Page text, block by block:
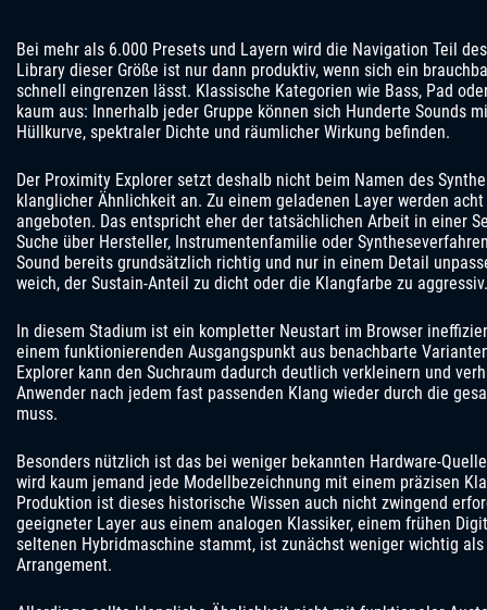
Bei mehr als 6.000 Presets und Layern wird die Navigation Teil
Library dieser Größe ist nur dann produktiv, wenn sich ein
schnell eingrenzen lässt. Klassische Kategorien wie Bass, Pad
kaum aus: Innerhalb jeder Gruppe können sich Hunderte Sounds
Hüllkurve, spektraler Dichte und räumlicher Wirkung befinden.
Der Proximity Explorer setzt deshalb nicht beim Namen des
klanglicher Ähnlichkeit an. Zu einem geladenen Layer werden
angeboten. Das entspricht eher der tatsächlichen Arbeit in einer
Suche über Hersteller, Instrumentenfamilie oder
Sound bereits grundsätzlich richtig und nur in einem Detail
weich, der Sustain-Anteil zu dicht oder die Klangfarbe zu aggressiv.
In diesem Stadium ist ein kompletter Neustart im Browser
einem funktionierenden Ausgangspunkt aus benachbarte
Explorer kann den Suchraum dadurch deutlich verkleinern und
Anwender nach jedem fast passenden Klang wieder durch die
muss.
Besonders nützlich ist das bei weniger bekannten Hardware-
wird kaum jemand jede Modellbezeichnung mit einem präzisen
Produktion ist dieses historische Wissen auch nicht zwingend
geeigneter Layer aus einem analogen Klassiker, einem frühen
seltenen Hybridmaschine stammt, ist zunächst weniger wichtig
Arrangement.